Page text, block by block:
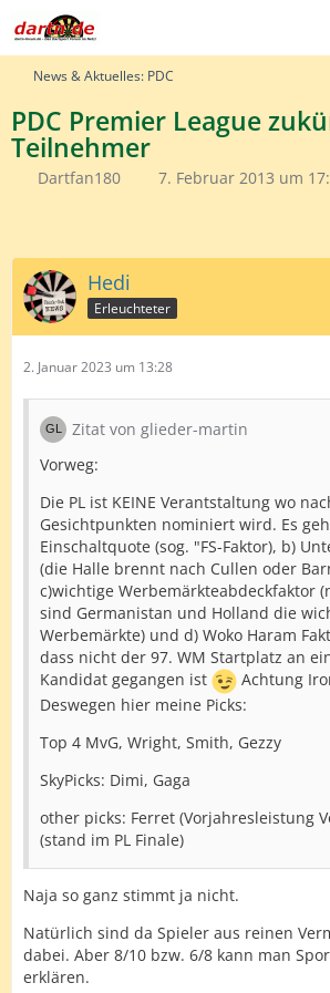
News & Aktuelles: PDC
PDC Premier League
Teilnehmer
Dartfan180 7. Februar 2013 um
Hedi
Erleuchteter
2. Januar 2023 um 13:28
Zitat von glieder-martin
Vorweg:
Die PL ist KEINE Verantstaltung wo
Gesichtpunkten nominiert wird. Es
Einschaltquote (sog. "FS-Faktor), b)
(die Halle brennt nach Cullen oder
c)wichtige Werbemärkteabdeckfaktor
sind Germanistan und Holland die
Werbemärkte) und d) Woko Haram
dass nicht der 97. WM Startplatz an
Kandidat gegangen ist
Achtung
Deswegen hier meine Picks:
Top 4 MvG, Wright, Smith, Gezzy
SkyPicks: Dimi, Gaga
other picks: Ferret (Vorjahresleistung
(stand im PL Finale)
Naja so ganz stimmt ja nicht.
Natürlich sind da Spieler aus reinen
dabei. Aber 8/10 bzw. 6/8 kann man
erklären.